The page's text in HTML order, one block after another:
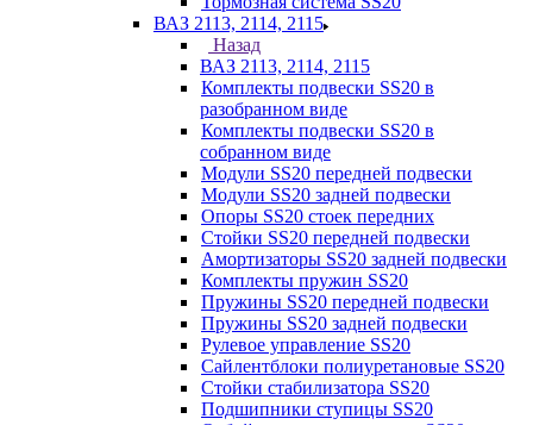
ВАЗ 2113, 2114, 2115
Назад
ВАЗ 2113, 2114, 2115
Комплекты подвески SS20 в
разобранном виде
Комплекты подвески SS20 в
собранном виде
Модули SS20 передней подвески
Модули SS20 задней подвески
Опоры SS20 стоек передних
Стойки SS20 передней подвески
Амортизаторы SS20 задней подвески
Комплекты пружин SS20
Пружины SS20 передней подвески
Пружины SS20 задней подвески
Рулевое управление SS20
Сайлентблоки полиуретановые SS20
Стойки стабилизатора SS20
Подшипники ступицы SS20